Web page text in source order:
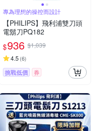
專為理想的操控而設計
【PHILIPS】飛利浦雙刀頭
電鬍刀PQ182
$936 $1,039
4.5 (6)
挑戰低價 券